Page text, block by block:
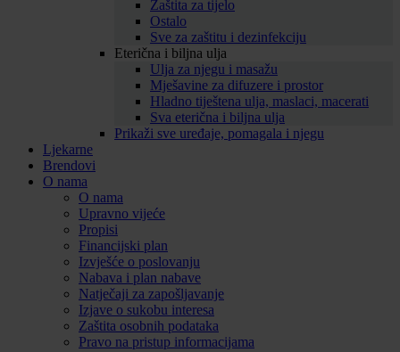
Zaštita za tijelo
Ostalo
Sve za zaštitu i dezinfekciju
Eterična i biljna ulja
Ulja za njegu i masažu
Mješavine za difuzere i prostor
Hladno tiještena ulja, maslaci, macerati
Sva eterična i biljna ulja
Prikaži sve uređaje, pomagala i njegu
Ljekarne
Brendovi
O nama
O nama
Upravno vijeće
Propisi
Financijski plan
Izvješće o poslovanju
Nabava i plan nabave
Natječaji za zapošljavanje
Izjave o sukobu interesa
Zaštita osobnih podataka
Pravo na pristup informacijama